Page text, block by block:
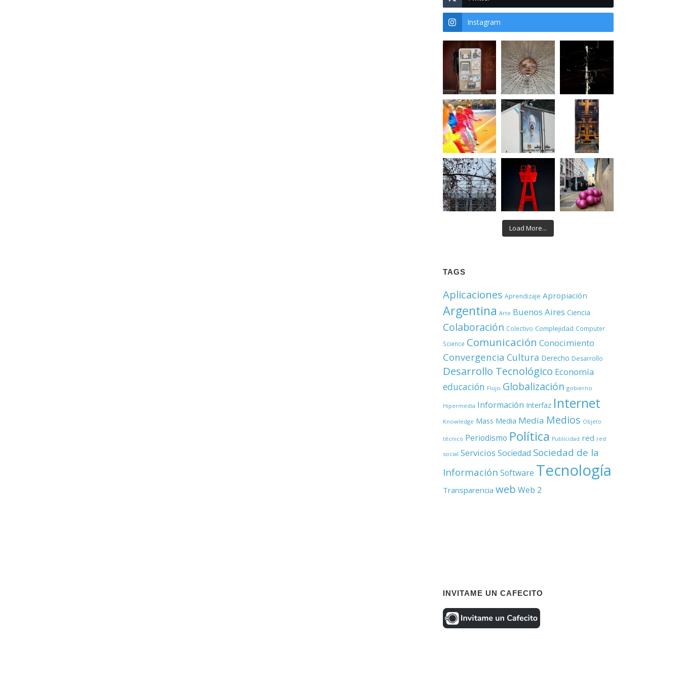
Instagram
Load More...
TAGS
Aplicaciones Aprendizaje Apropiación
Argentina Arte Buenos Aires Ciencia
Colaboración Colectivo Complejidad Computer
Science Comunicación Conocimiento
Convergencia Cultura Derecho Desarrollo
Desarrollo Tecnológico Economía
educación Flujo Globalización gobierno
Hipermedia Información Interfaz Internet
Knowledge Mass Media Media Medios Objeto
técnico Periodismo Política Publicidad red red
social Servicios Sociedad Sociedad de la
Información Software Tecnología
Transparencia web Web 2
INVITAME UN CAFECITO